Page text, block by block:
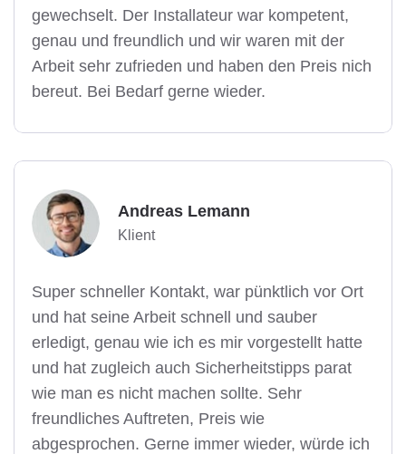
gewechselt. Der Installateur war kompetent,
genau und freundlich und wir waren mit der
Arbeit sehr zufrieden und haben den Preis nich
bereut. Bei Bedarf gerne wieder.
Andreas Lemann
Klient
Super schneller Kontakt, war pünktlich vor Ort
und hat seine Arbeit schnell und sauber
erledigt, genau wie ich es mir vorgestellt hatte
und hat zugleich auch Sicherheitstipps parat
wie man es nicht machen sollte. Sehr
freundliches Auftreten, Preis wie
abgesprochen. Gerne immer wieder, würde ich